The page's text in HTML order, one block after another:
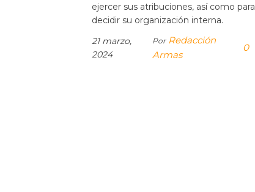
ejercer sus atribuciones, así como para
decidir su organización interna.
21 marzo,
2024
Por Redacción
Armas
0